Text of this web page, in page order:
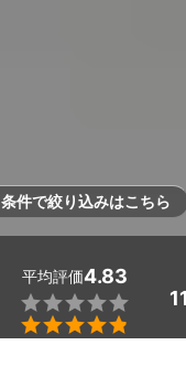
条件で絞り込みはこちら
平均評価4.83

